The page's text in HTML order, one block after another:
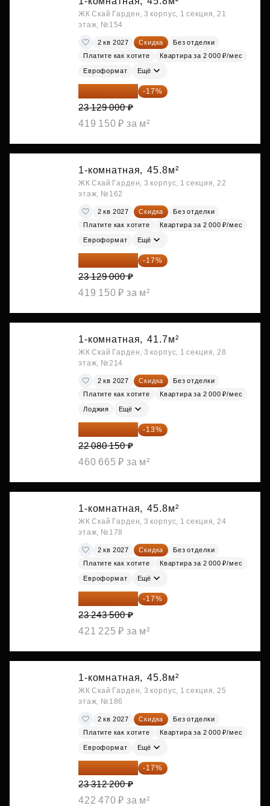
ЖК Скай Гарден, 3 корпус, 1 секция, 21
этаж, №154
2 кв 2027 Скидка
Без отделки
Платите как хотите
Квартира за 2 000 ₽/мес
Евроформат Ещё
19 197 070 ₽ -17%
23 129 000 ₽
419 150 ₽ за м²
1-комнатная, 45.8м²
ЖК Скай Гарден, 3 корпус, 1 секция, 22
этаж, №162
2 кв 2027 Скидка
Без отделки
Платите как хотите
Квартира за 2 000 ₽/мес
Евроформат Ещё
19 197 070 ₽ -17%
23 129 000 ₽
419 150 ₽ за м²
1-комнатная, 41.7м²
ЖК Скай Гарден, 3 корпус, 1 секция, 28
этаж, №214
2 кв 2027 Скидка
Без отделки
Платите как хотите
Квартира за 2 000 ₽/мес
Лоджия Ещё
19 209 731 ₽ -13%
22 080 150 ₽
460 665 ₽ за м²
1-комнатная, 45.8м²
ЖК Скай Гарден, 3 корпус, 1 секция, 24
этаж, №178
2 кв 2027 Скидка
Без отделки
Платите как хотите
Квартира за 2 000 ₽/мес
Евроформат Ещё
19 292 105 ₽ -17%
23 243 500 ₽
421 225 ₽ за м²
1-комнатная, 45.8м²
ЖК Скай Гарден, 3 корпус, 1 секция, 25
этаж, №186
2 кв 2027 Скидка
Без отделки
Платите как хотите
Квартира за 2 000 ₽/мес
Евроформат Ещё
19 349 126 ₽ -17%
23 312 200 ₽
422 470 ₽ за м²